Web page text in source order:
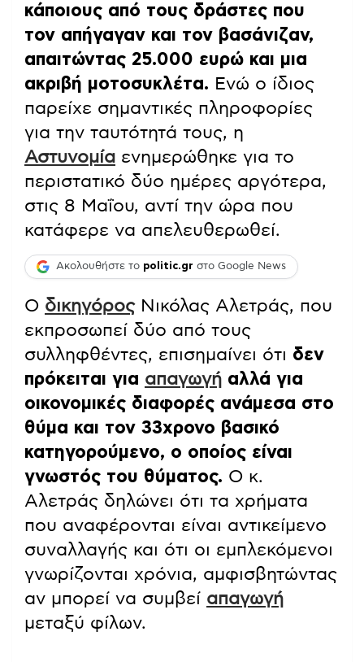
κάποιους από τους δράστες που
τον απήγαγαν και τον βασάνιζαν,
απαιτώντας 25.000 ευρώ και μια
ακριβή μοτοσυκλέτα. Ενώ ο ίδιος
παρείχε σημαντικές πληροφορίες
για την ταυτότητά τους, η
Αστυνομία ενημερώθηκε για το
περιστατικό δύο ημέρες αργότερα,
στις 8 Μαΐου, αντί την ώρα που
κατάφερε να απελευθερωθεί.
Ακολουθήστε το politic.gr στο Google News
Ο δικηγόροςΝικόλας Αλετράς, που
εκπροσωπεί δύο από τους
συλληφθέντες, επισημαίνει ότι δεν
πρόκειται για απαγωγή αλλά για
οικονομικές διαφορές ανάμεσα στο
θύμα και τον 33χρονο βασικό
κατηγορούμενο, ο οποίος είναι
γνωστός του θύματος. Ο κ.
Αλετράς δηλώνει ότι τα χρήματα
που αναφέρονται είναι αντικείμενο
συναλλαγής και ότι οι εμπλεκόμενοι
γνωρίζονται χρόνια, αμφισβητώντας
αν μπορεί να συμβεί απαγωγή
μεταξύ φίλων.